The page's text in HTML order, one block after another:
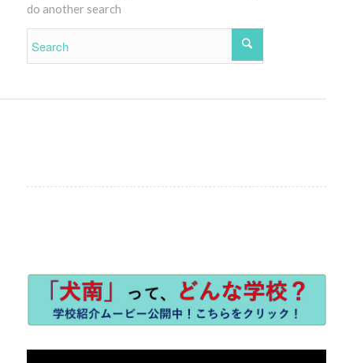
do another search